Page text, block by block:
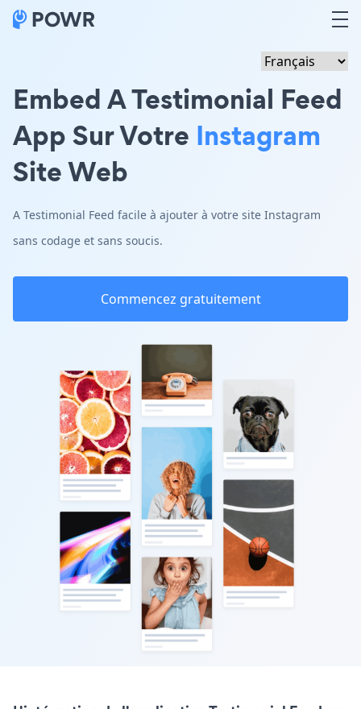
Embed A Testimonial Feed
App Sur Votre Instagram
Site Web
A Testimonial Feed facile à ajouter à votre site Instagram
sans codage et sans soucis.
Commencez gratuitement